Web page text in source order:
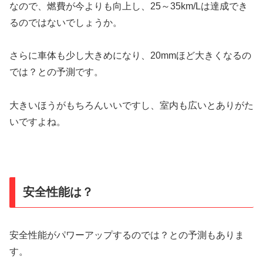
なので、燃費が今よりも向上し、25～35km/Lは達成でき
るのではないでしょうか。
さらに車体も少し大きめになり、20mmほど大きくなるの
では？との予測です。
大きいほうがもちろんいいですし、室内も広いとありがた
いですよね。
安全性能は？
安全性能がパワーアップするのでは？との予測もありま
す。